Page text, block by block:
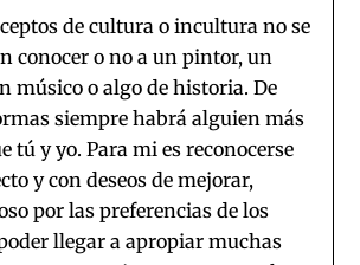
de cultura o incultura no se
conocer o no a un pintor, un
músico o algo de historia. De
siempre habrá alguien más
tú y yo. Para mi es reconocerse
y con deseos de mejorar,
por las preferencias de los
llegar a apropiar muchas